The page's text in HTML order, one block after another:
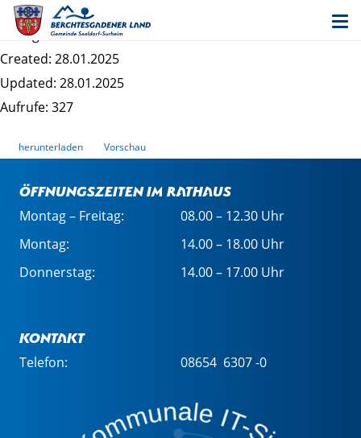
Bebauungsplan Surheim Ost - Satzung
Dateigrösse: 189.25 KB
Created: 28.01.2025
Updated: 28.01.2025
Aufrufe: 327
herunterladen Vorschau
Öffnungszeiten im Rathaus
Montag – Freitag:
08.00 – 12.30 Uhr
Montag:
14.00 – 18.00 Uhr
Donnerstag:
14.00 – 17.00 Uhr
Kontakt
Telefon: 08654 6307 -0